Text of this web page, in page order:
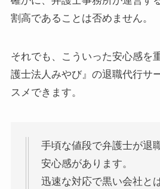
割高であることは否めません。
それでも、こういった安心感を
護士法人みやび』の退職代行サ
スメできます。
手頃な値段で弁護士が退
安心感があります。
迅速な対応で黒い会社と